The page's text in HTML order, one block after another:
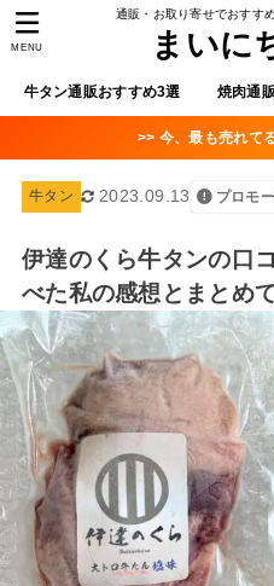
通販・お取り寄せでおすす
まいに
牛タン通販おすすめ3選 焼肉通
MENU
>> 今、最も売れて
牛タン 2023.09.13 プロモ
伊達のくら牛タンの口
べた私の感想とまとめ